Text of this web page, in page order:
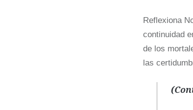
Reflexiona
continuidad
de los
las